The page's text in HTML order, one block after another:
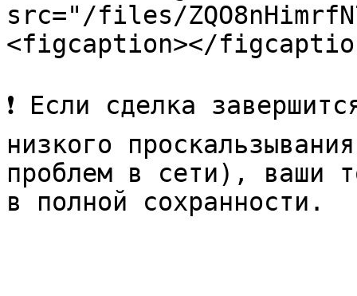
src="/files/
<figcaption></
❗ Если сделка
низкого
проблем в сети), ваши